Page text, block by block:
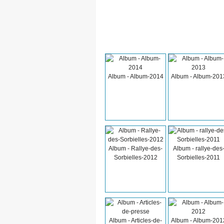
Album - Album-2014 Album - Album-
Album - Rallye-des-
Sorbielles-2012
Album - rallye-des-
Sorbielles-2011
Album - Articles-de-
Album - Album-